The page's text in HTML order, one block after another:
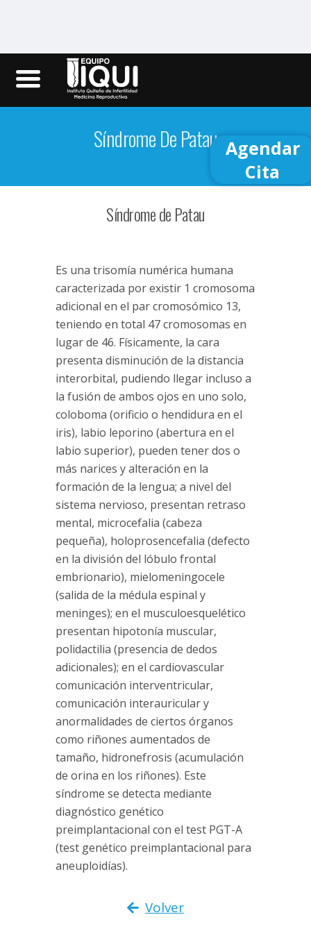
Iqui.ec
Síndrome De Patau
Síndrome de Patau
Es una trisomía numérica humana
caracterizada por existir 1 cromosoma
adicional en el par cromosómico 13,
teniendo en total 47 cromosomas en
lugar de 46. Físicamente, la cara
presenta disminución de la distancia
interorbital, pudiendo llegar incluso a
la fusión de ambos ojos en uno solo,
coloboma (orificio o hendidura en el
iris), labio leporino (abertura en el
labio superior), pueden tener dos o
más narices y alteración en la
formación de la lengua; a nivel del
sistema nervioso, presentan retraso
mental, microcefalia (cabeza
pequeña), holoprosencefalia (defecto
en la división del lóbulo frontal
embrionario), mielomeningocele
(salida de la médula espinal y
meninges); en el musculoesquelético
presentan hipotonía muscular,
polidactilia (presencia de dedos
adicionales); en el cardiovascular
comunicación interventricular,
comunicación interauricular y
anormalidades de ciertos órganos
como riñones aumentados de
tamaño, hidronefrosis (acumulación
de orina en los riñones). Este
síndrome se detecta mediante
diagnóstico genético
preimplantacional con el test PGT-A
(test genético preimplantacional para
aneuploidías).
Volver
Agendar
Cita